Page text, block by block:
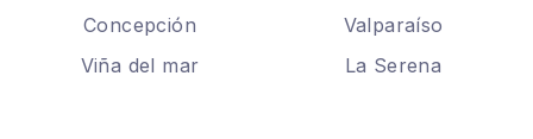
Concepción
Valparaíso
Viña del mar
La Serena